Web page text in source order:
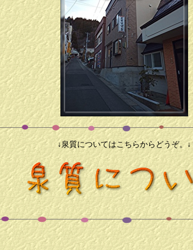
↓泉質についてはこちらからどうぞ。↓